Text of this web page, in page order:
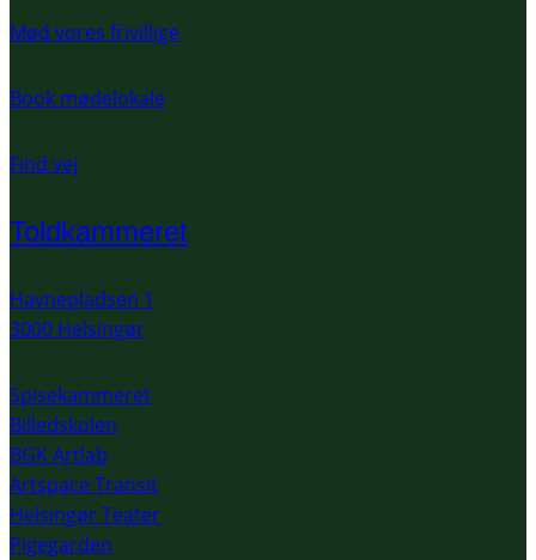
Mød vores frivillige
Book mødelokale
Find vej
Toldkammeret
Havnepladsen 1
3000 Helsingør
Spisekammeret
Billedskolen
BGK Artlab
Artspace Transit
Helsingør Teater
Pigegarden